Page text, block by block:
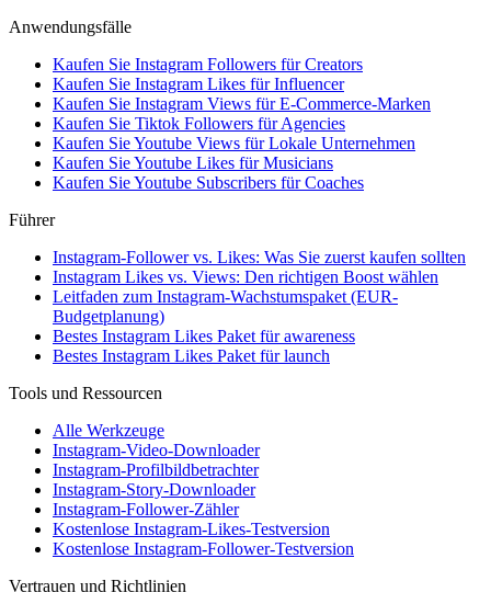
Anwendungsfälle
Kaufen Sie Instagram Followers für Creators
Kaufen Sie Instagram Likes für Influencer
Kaufen Sie Instagram Views für E-Commerce-Marken
Kaufen Sie Tiktok Followers für Agencies
Kaufen Sie Youtube Views für Lokale Unternehmen
Kaufen Sie Youtube Likes für Musicians
Kaufen Sie Youtube Subscribers für Coaches
Führer
Instagram-Follower vs. Likes: Was Sie zuerst kaufen sollten
Instagram Likes vs. Views: Den richtigen Boost wählen
Leitfaden zum Instagram-Wachstumspaket (EUR-
Budgetplanung)
Bestes Instagram Likes Paket für awareness
Bestes Instagram Likes Paket für launch
Tools und Ressourcen
Alle Werkzeuge
Instagram-Video-Downloader
Instagram-Profilbildbetrachter
Instagram-Story-Downloader
Instagram-Follower-Zähler
Kostenlose Instagram-Likes-Testversion
Kostenlose Instagram-Follower-Testversion
Vertrauen und Richtlinien